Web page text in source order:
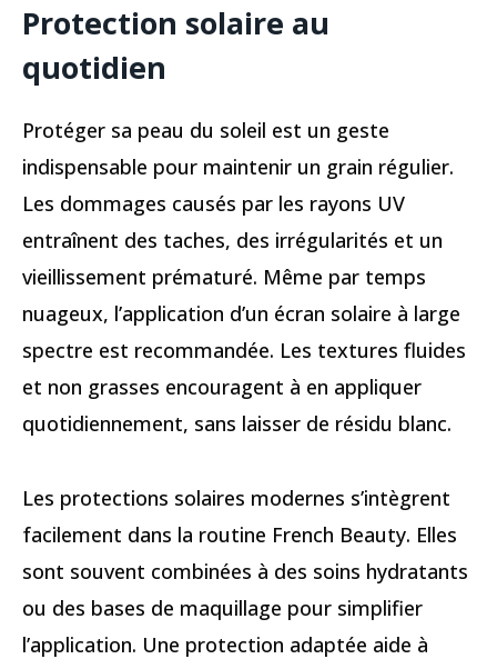
Protection solaire au
quotidien
Protéger sa peau du soleil est un geste
indispensable pour maintenir un grain régulier.
Les dommages causés par les rayons UV
entraînent des taches, des irrégularités et un
vieillissement prématuré. Même par temps
nuageux, l’application d’un écran solaire à large
spectre est recommandée. Les textures fluides
et non grasses encouragent à en appliquer
quotidiennement, sans laisser de résidu blanc.
Les protections solaires modernes s’intègrent
facilement dans la routine French Beauty. Elles
sont souvent combinées à des soins hydratants
ou des bases de maquillage pour simplifier
l’application. Une protection adaptée aide à